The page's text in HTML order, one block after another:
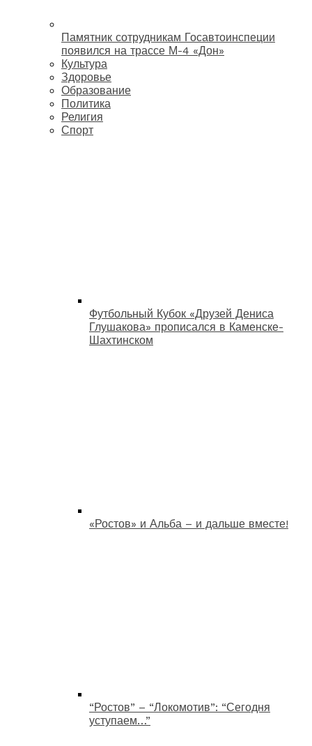
Памятник сотрудникам Госавтоинспеции
появился на трассе М-4 «Дон»
Культура
Здоровье
Образование
Политика
Религия
Спорт
Футбольный Кубок «Друзей Дениса
Глушакова» прописался в Каменске-
Шахтинском
«Ростов» и Альба – и дальше вместе!
“Ростов” – “Локомотив”: “Сегодня
уступаем…”